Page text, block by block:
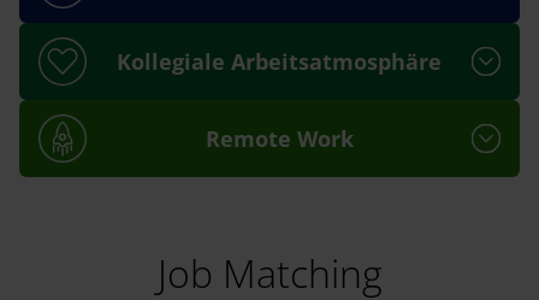
Kollegiale Arbeitsatmosphäre
Remote Work
Job Matching